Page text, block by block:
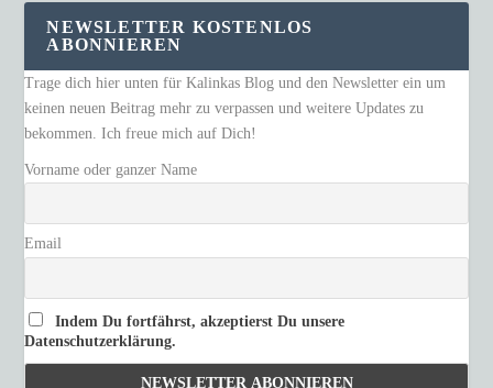
NEWSLETTER KOSTENLOS
ABONNIEREN
Trage dich hier unten für Kalinkas Blog und den Newsletter ein um
keinen neuen Beitrag mehr zu verpassen und weitere Updates zu
bekommen. Ich freue mich auf Dich!
Vorname oder ganzer Name
Email
Indem Du fortfährst, akzeptierst Du unsere
Datenschutzerklärung.